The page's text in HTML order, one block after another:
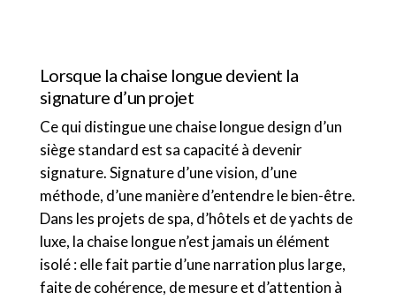
Lorsque la chaise longue devient la
signature d’un projet
Ce qui distingue une chaise longue design d’un
siège standard est sa capacité à devenir
signature. Signature d’une vision, d’une
méthode, d’une manière d’entendre le bien-être.
Dans les projets de spa, d’hôtels et de yachts de
luxe, la chaise longue n’est jamais un élément
isolé : elle fait partie d’une narration plus large,
faite de cohérence, de mesure et d’attention à